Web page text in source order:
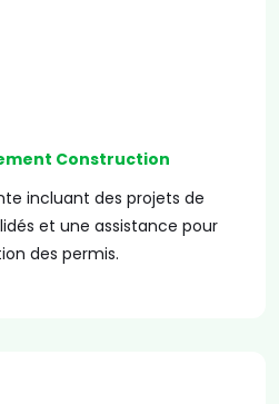
Construction
incluant des projets de
et une assistance pour
des permis.